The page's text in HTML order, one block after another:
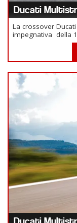
Ducati
La crossover
impegnativa della